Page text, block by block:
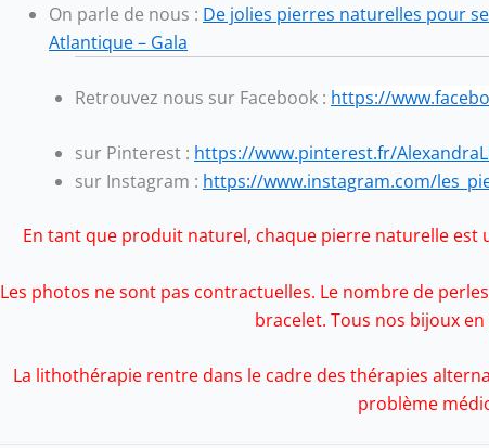
On parle de nous : De jolies pierres naturelles pour
Atlantique – Gala
Retrouvez nous sur Facebook : https://
sur Pinterest : https://www.pinterest.fr/
sur Instagram : https://www.instagram.com/
En tant que produit naturel, chaque pierre naturelle est
Les photos ne sont pas contractuelles. Le nombre de
bracelet. Tous nos bijoux
La lithothérapie rentre dans le cadre des thérapies
problème